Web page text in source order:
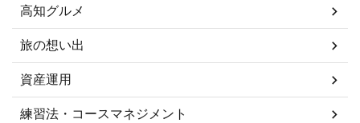
高知グルメ
旅の想い出
資産運用
練習法・コースマネジメント